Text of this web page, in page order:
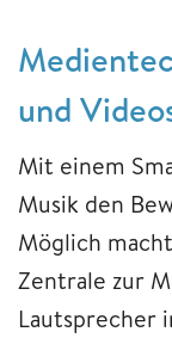
und
Mit einem
Musik den
Möglich
Zentrale zur
Lautsprecher